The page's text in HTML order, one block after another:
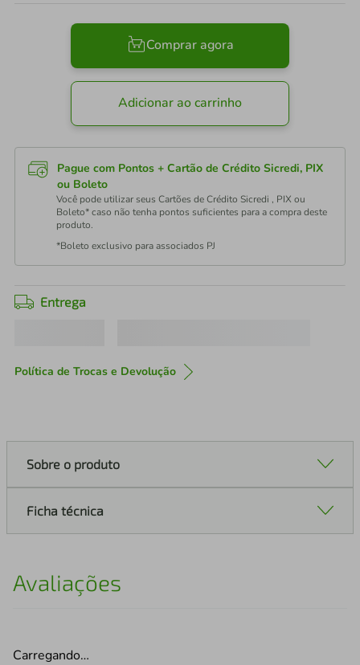
Comprar agora
Adicionar ao carrinho
Pague com Pontos + Cartão de Crédito Sicredi, PIX
ou Boleto
Você pode utilizar seus Cartões de Crédito Sicredi , PIX ou
Boleto* caso não tenha pontos suficientes para a compra deste
produto.
*Boleto exclusivo para associados PJ
Entrega
Política de Trocas e Devolução
Sobre o produto
Ficha técnica
Avaliações
Carregando…